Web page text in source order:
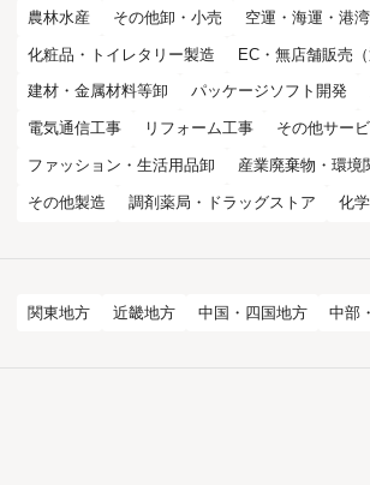
農林水産 その他卸・小売 空運・海運・港湾
化粧品・トイレタリー製造 EC・無店舗販売
建材・金属材料等卸 パッケージソフト開発
電気通信工事 リフォーム工事 その他サー
ファッション・生活用品卸 産業廃棄物・環境
その他製造 調剤薬局・ドラッグストア 化
関東地方 近畿地方 中国・四国地方 中部